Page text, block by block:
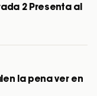
2 Presenta al
la pena ver en